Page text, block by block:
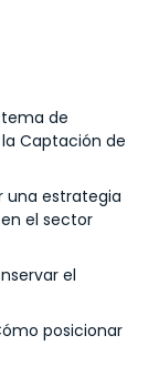
de
Captación de
una estrategia
el sector
el
posicionar